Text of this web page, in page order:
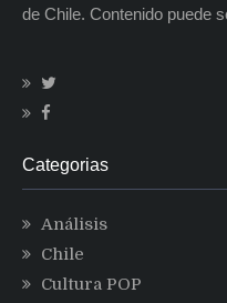
de Chile. Contenido puede
Categorias
Análisis
Chile
Cultura POP